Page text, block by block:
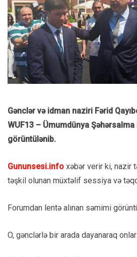
Gənclər və idman naziri Fərid
WUF13 – Ümumdünya
görüntülənib.
Gununsesi.info xəbər verir ki, nazir
təşkil olunan müxtəlif sessiya və
Forumdan lentə alınan səmimi
O, gənclərlə bir arada dayanaraq